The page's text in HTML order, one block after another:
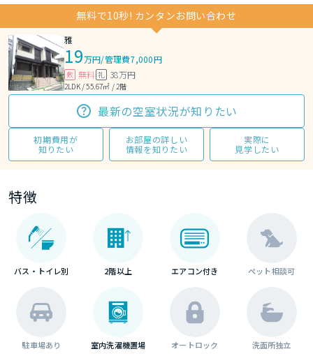
無料で10秒! カンタンお問い合わせ
雅
19万円/管理費7,000円
敷 無料 礼 38万円
2LDK / 55.67㎡ / 2階
最新の空室状況が知りたい
初期費用が
知りたい
お部屋の詳しい
情報を知りたい
実際に
見学したい
特徴
バス・トイレ別 2階以上 エアコン付き ペット相談可
駐車場あり 室内洗濯機置場 オートロック 洗面所独立